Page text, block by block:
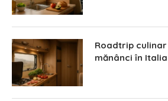
Roadtrip
mănânci în